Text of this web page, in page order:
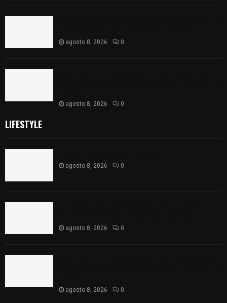
agosto 8, 2026 0
agosto 8, 2026 0
LIFESTYLE
agosto 8, 2026 0
agosto 8, 2026 0
agosto 8, 2026 0